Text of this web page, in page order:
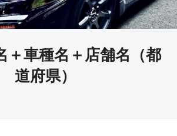
＋車種名＋店舗名（都
道府県）